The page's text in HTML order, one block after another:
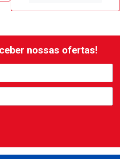
nossas ofertas!